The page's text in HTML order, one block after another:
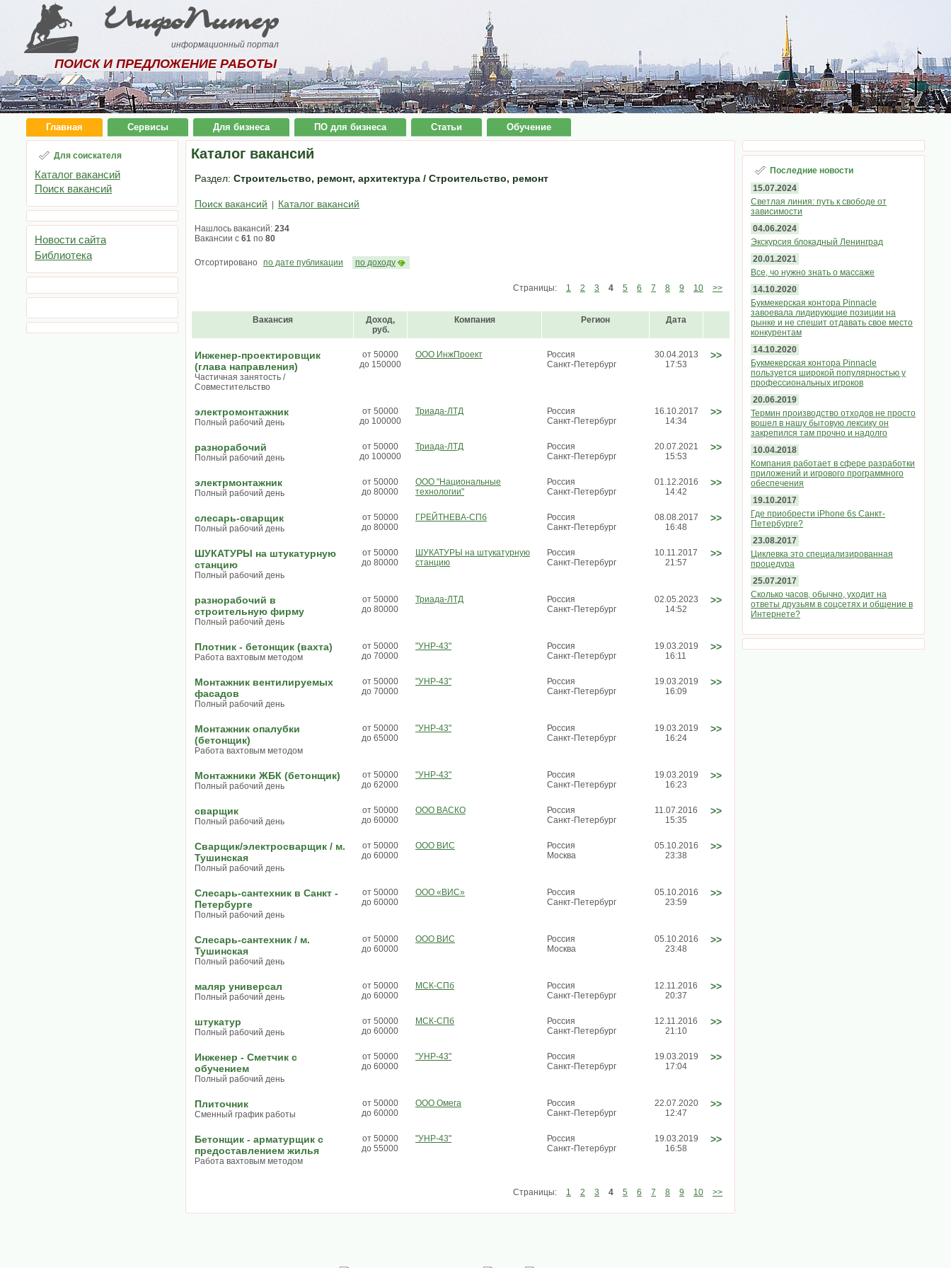
ИнфоПитер
информационный портал
ПОИСК И ПРЕДЛОЖЕНИЕ РАБОТЫ
Главная Сервисы Для бизнеса ПО для бизнеса Статьи Обучение
Для соискателя
Каталог вакансий
Поиск вакансий
Новости сайта
Библиотека
Каталог вакансий
Раздел: Строительство, ремонт, архитектура / Строительство, ремонт
Поиск вакансий Каталог вакансий
Нашлось вакансий: 234
Вакансии с 61 по 80
Отсортировано по дате публикации по доходу
Страницы: 1 2 3 4 5 6 7 8 9 10 >>
Вакансия
Доход,
руб.
Компания Регион Дата
Инженер-проектировщик
(глава направления)
Частичная занятость /
Совместительство
от 50000
до 150000
ООО ИнжПроект
Россия
Санкт-Петербург
30.04.2013
17:53
>>
электромонтажник
Полный рабочий день
от 50000
до 100000
Триада-ЛТД
Россия
Санкт-Петербург
16.10.2017
14:34
>>
разнорабочий
Полный рабочий день
от 50000
до 100000
Триада-ЛТД
Россия
Санкт-Петербург
20.07.2021
15:53
>>
электрмонтажник
Полный рабочий день
от 50000
до 80000
ООО "Национальные
технологии"
Россия
Санкт-Петербург
01.12.2016
14:42
>>
слесарь-сварщик
Полный рабочий день
от 50000
до 80000
ГРЕЙТНЕВА-СПб
Россия
Санкт-Петербург
08.08.2017
16:48
>>
ШУКАТУРЫ на штукатурную
станцию
Полный рабочий день
от 50000
до 80000
ШУКАТУРЫ на штукатурную
станцию
Россия
Санкт-Петербург
10.11.2017
21:57
>>
разнорабочий в
строительную фирму
Полный рабочий день
от 50000
до 80000
Триада-ЛТД
Россия
Санкт-Петербург
02.05.2023
14:52
>>
Плотник - бетонщик (вахта)
Работа вахтовым методом
от 50000
до 70000
"УНР-43"
Россия
Санкт-Петербург
19.03.2019
16:11
>>
Монтажник вентилируемых
фасадов
Полный рабочий день
от 50000
до 70000
"УНР-43"
Россия
Санкт-Петербург
19.03.2019
16:09
>>
Монтажник опалубки
(бетонщик)
Работа вахтовым методом
от 50000
до 65000
"УНР-43"
Россия
Санкт-Петербург
19.03.2019
16:24
>>
Монтажники ЖБК (бетонщик)
Полный рабочий день
от 50000
до 62000
"УНР-43"
Россия
Санкт-Петербург
19.03.2019
16:23
>>
сварщик
Полный рабочий день
от 50000
до 60000
ООО ВАСКО
Россия
Санкт-Петербург
11.07.2016
15:35
>>
Сварщик/электросварщик / м.
Тушинская
Полный рабочий день
от 50000
до 60000
ООО ВИС
Россия
Москва
05.10.2016
23:38
>>
Слесарь-сантехник в Санкт -
Петербурге
Полный рабочий день
от 50000
до 60000
ООО «ВИС»
Россия
Санкт-Петербург
05.10.2016
23:59
>>
Слесарь-сантехник / м.
Тушинская
Полный рабочий день
от 50000
до 60000
ООО ВИС
Россия
Москва
05.10.2016
23:48
>>
маляр универсал
Полный рабочий день
от 50000
до 60000
МСК-СПб
Россия
Санкт-Петербург
12.11.2016
20:37
>>
штукатур
Полный рабочий день
от 50000
до 60000
МСК-СПб
Россия
Санкт-Петербург
12.11.2016
21:10
>>
Инженер - Сметчик с
обучением
Полный рабочий день
от 50000
до 60000
"УНР-43"
Россия
Санкт-Петербург
19.03.2019
17:04
>>
Плиточник
Сменный график работы
от 50000
до 60000
ООО Омега
Россия
Санкт-Петербург
22.07.2020
12:47
>>
Бетонщик - арматурщик с
предоставлением жилья
Работа вахтовым методом
от 50000
до 55000
"УНР-43"
Россия
Санкт-Петербург
19.03.2019
16:58
>>
Страницы: 1 2 3 4 5 6 7 8 9 10 >>
Последние новости
15.07.2024
Светлая линия: путь к свободе от
зависимости
04.06.2024
Экскурсия блокадный Ленинград
20.01.2021
Все, чо нужно знать о массаже
14.10.2020
Букмекерская контора Pinnacle
завоевала лидирующие позиции на
рынке и не спешит отдавать свое место
конкурентам
14.10.2020
Букмекерская контора Pinnacle
пользуется широкой популярностью у
профессиональных игроков
20.06.2019
Термин производство отходов не просто
вошел в нашу бытовую лексику он
закрепился там прочно и надолго
10.04.2018
Компания работает в сфере разработки
приложений и игрового программного
обеспечения
19.10.2017
Где приобрести iPhone 6s Санкт-
Петербурге?
23.08.2017
Циклевка это специализированная
процедура
25.07.2017
Сколько часов, обычно, уходит на
ответы друзьям в соцсетях и общение в
Интернете?